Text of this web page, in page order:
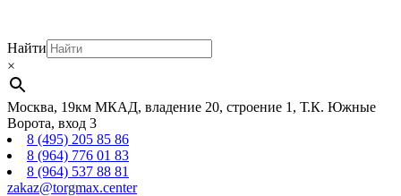
Найти
×
Москва, 19км МКАД, владение 20, строение 1, Т.К. Южные
Ворота, вход 3
8 (495) 205 85 86
8 (964) 776 01 83
8 (964) 537 88 81
zakaz@torgmax.center